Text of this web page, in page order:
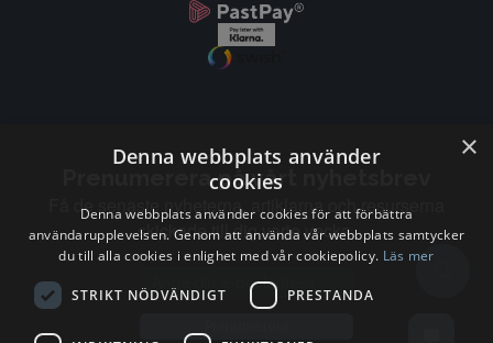
Prenumerera på vårt nyhetsbrev
Få de senaste nyheterna, artiklarna och resurserna
skickade till dig varje vecka.
×
Denna webbplats använder
cookies
Denna webbplats använder cookies för att förbättra
användarupplevelsen. Genom att använda vår webbplats samtycker
du till alla cookies i enlighet med vår cookiepolicy. Läs mer
STRIKT NÖDVÄNDIGT PRESTANDA